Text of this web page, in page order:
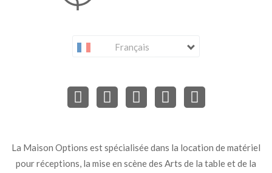
Français
La Maison Options est spécialisée dans la location de matériel
pour réceptions, la mise en scène des Arts de la table et de la